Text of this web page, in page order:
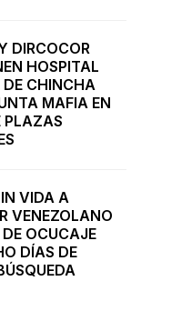
DIRCOCOR
HOSPITAL
CHINCHA
MAFIA EN
PLAZAS
VIDA A
VENEZOLANO
OCUCAJE
DÍAS DE